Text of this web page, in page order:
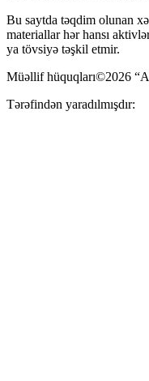
Bu saytda təqdim olunan
materiallar hər hansı
ya tövsiyə təşkil etmir.
Müəllif hüquqları©2026
Tərəfindən yaradılmışdır: